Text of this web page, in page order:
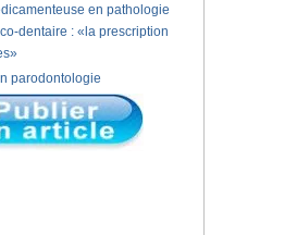
en pathologie
dentaire : «la prescription
parodontologie